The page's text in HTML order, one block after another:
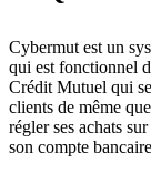
Cybermut est un
qui est fonctionnel
Crédit Mutuel qui
clients de même
régler ses achats
son compte